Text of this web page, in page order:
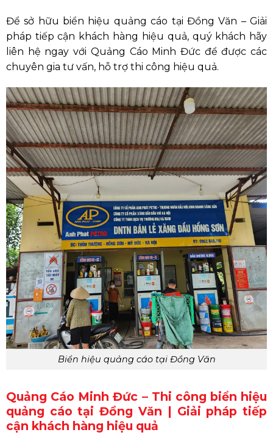
Để sở hữu biển hiệu quảng cáo tại Đồng Văn – Giải
pháp tiếp cận khách hàng hiệu quả, quý khách hãy
liên hệ ngay với Quảng Cáo Minh Đức để được các
chuyên gia tư vấn, hỗ trợ thi công hiệu quả.
Biển hiệu quảng cáo tại Đồng Văn
Quảng Cáo Minh Đức – Thi công biển hiệu
quảng cáo tại Đồng Văn | Giải pháp tiếp
cận khách hàng hiệu quả